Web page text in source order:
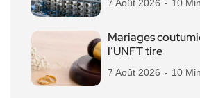
7 Août 2026 10
Mariages
l’UNFT tire
7 Août 2026 10